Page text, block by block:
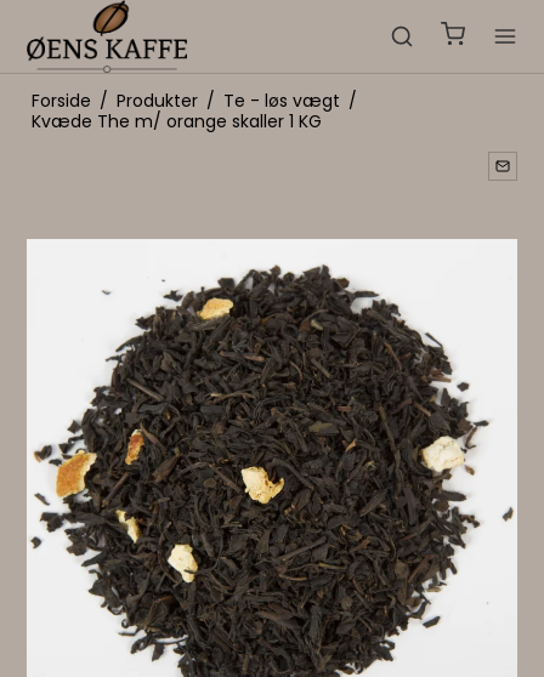
Forside / Produkter / Te - løs vægt /
Kvæde The m/ orange skaller 1 KG